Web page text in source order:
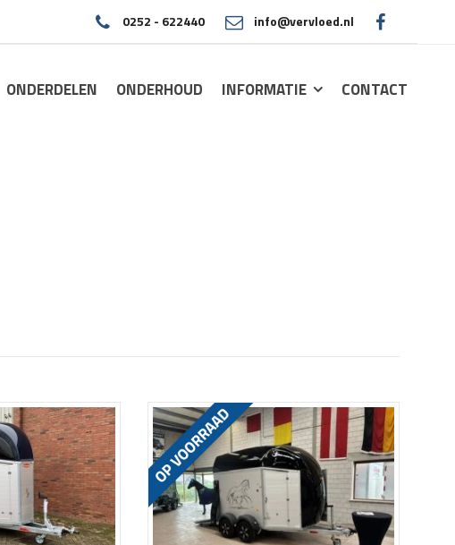
0252 - 622440 info@vervloed.nl
ONDERDELEN ONDERHOUD INFORMATIE CONTACT